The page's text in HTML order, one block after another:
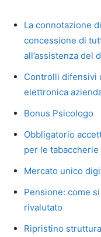
La connotazione
concessione di
all’assistenza del
Controlli difensivi
elettronica
Bonus Psicologo
Obbligatorio
per le tabaccherie
Mercato unico
Pensione: come
rivalutato
Ripristino